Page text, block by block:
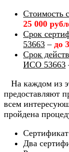
Стоимость
25 000
Срок
53663 – до
Срок
ИСО 53663
На каждом из
предоставляют
всем
пройдена
Два